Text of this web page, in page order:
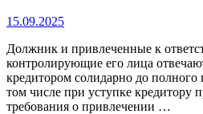
15.09.2025
Должник и привлеченные к
контролирующие его лица
кредитором солидарно до
том числе при уступке кредитору
требования о привлечении …